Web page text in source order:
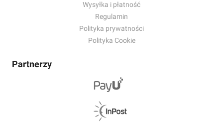
Wysyłka i płatność
Regulamin
Polityka prywatności
Polityka Cookie
Partnerzy